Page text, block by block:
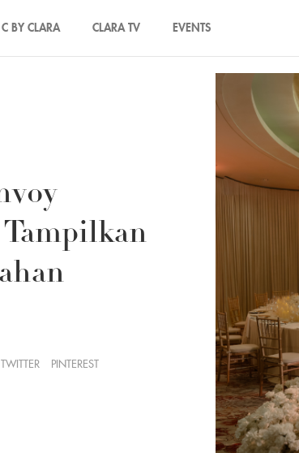
C BY CLARA CLARA TV EVENTS
Tampilkan
TWITTER PINTEREST